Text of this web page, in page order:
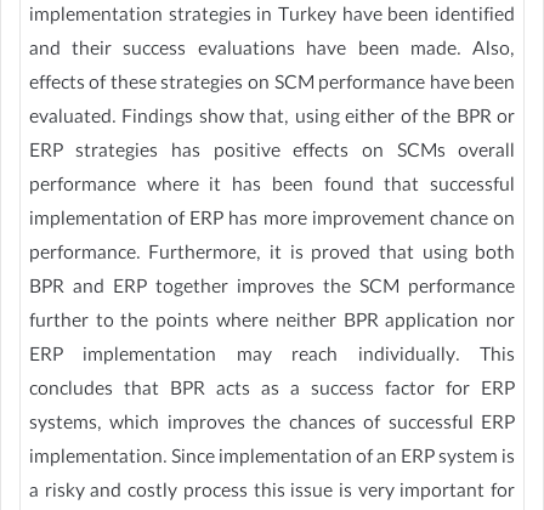
implementation strategies in Turkey have been identified
and their success evaluations have been made. Also,
effects of these strategies on SCM performance have been
evaluated. Findings show that, using either of the BPR or
ERP strategies has positive effects on SCMs overall
performance where it has been found that successful
implementation of ERP has more improvement chance on
performance. Furthermore, it is proved that using both
BPR and ERP together improves the SCM performance
further to the points where neither BPR application nor
ERP implementation may reach individually. This
concludes that BPR acts as a success factor for ERP
systems, which improves the chances of successful ERP
implementation. Since implementation of an ERP system is
a risky and costly process this issue is very important for